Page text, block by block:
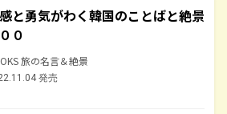
と勇気がわく韓国のことばと絶景
０
旅の名言＆絶景
発売